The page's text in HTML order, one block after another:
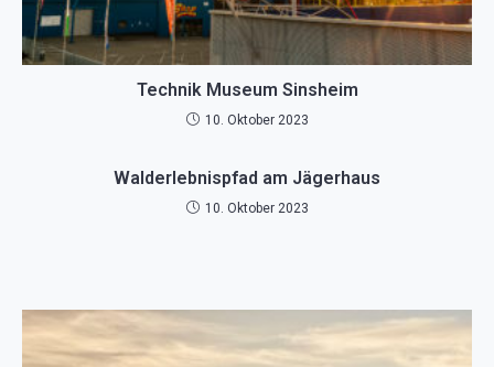
Technik Museum Sinsheim
10. Oktober 2023
Walderlebnispfad am Jägerhaus
10. Oktober 2023